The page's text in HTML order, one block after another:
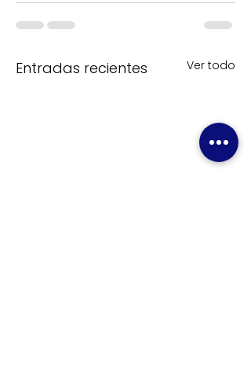
Entradas recientes Ver todo